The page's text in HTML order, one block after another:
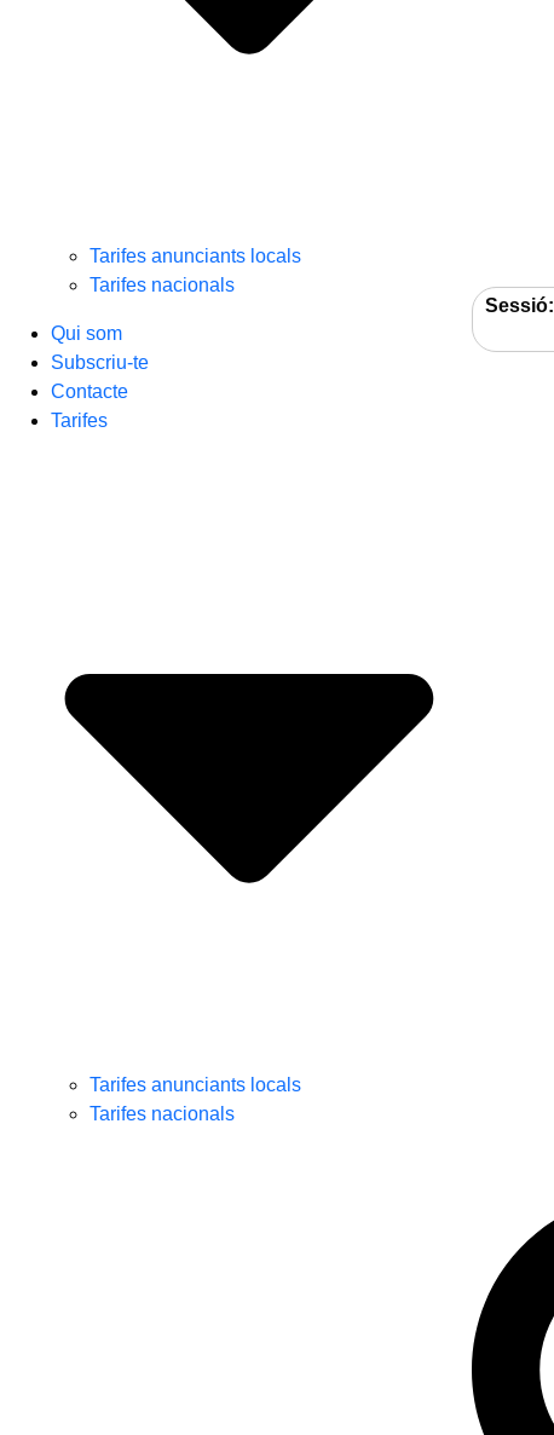
Tarifes anunciants locals
Tarifes nacionals
Qui som
Subscriu-te
Contacte
Tarifes
Tarifes anunciants locals
Tarifes nacionals
Sessió: